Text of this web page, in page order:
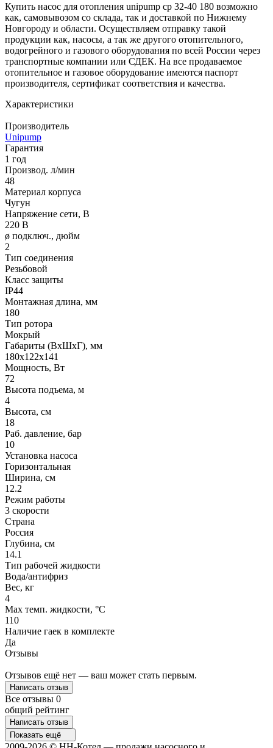
Купить насос для отопления unipump cp 32-40 180 возможно
как, самовывозом со склада, так и доставкой по Нижнему
Новгороду и области. Осуществляем отправку такой
продукции как, насосы, а так же другого отопительного,
водогрейного и газового оборудования по всей России через
транспортные компании или СДЕК. На все продаваемое
отопительное и газовое оборудование имеются паспорт
производителя, сертификат соответствия и качества.
Характеристики
Производитель
Unipump
Гарантия
1 год
Производ. л/мин
48
Материал корпуса
Чугун
Напряжение сети, В
220 В
ø подключ., дюйм
2
Тип соединения
Резьбовой
Класс защиты
IP44
Монтажная длина, мм
180
Тип ротора
Мокрый
Габариты (ВхШхГ), мм
180х122х141
Мощность, Вт
72
Высота подъема, м
4
Высота, см
18
Раб. давление, бар
10
Установка насоса
Горизонтальная
Ширина, см
12.2
Режим работы
3 скорости
Страна
Россия
Глубина, см
14.1
Тип рабочей жидкости
Вода/антифриз
Вес, кг
4
Max темп. жидкости, °С
110
Наличие гаек в комплекте
Да
Отзывы
Отзывов ещё нет — ваш может стать первым.
Написать отзыв
Все отзывы 0
общий рейтинг
Написать отзыв
Показать ещё